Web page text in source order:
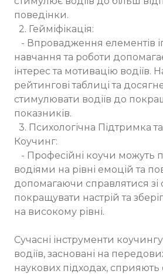
поведінки.
2. Гейміфікація:
- Впровадження елементів
навчання та роботи
інтерес та мотивацію водіїв.
рейтингові таблиці та
стимулювати водіїв до
показників.
3. Психологічна Підтримка
Коучинг:
- Професійні коучи можуть
водіями на рівні емоцій та
допомагаючи справлятися зі
покращувати настрій та
на високому рівні.
Сучасні інструменти
водіїв, засновані на
наукових підходах,